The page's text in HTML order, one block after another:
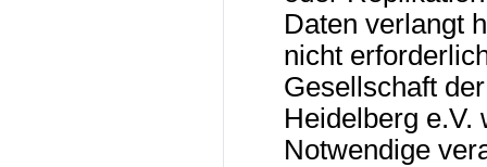
Daten verlangt
nicht
Gesellschaft
Heidelberg e.V.
Notwendige